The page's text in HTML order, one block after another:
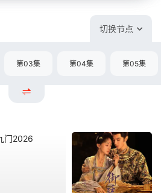
切换节点
第03集 第04集 第05集